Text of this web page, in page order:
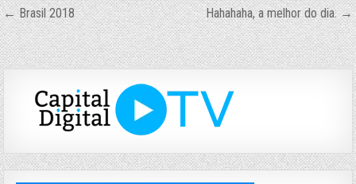
Navegação
de
Post
← Brasil 2018 Hahahaha, a melhor do dia. →